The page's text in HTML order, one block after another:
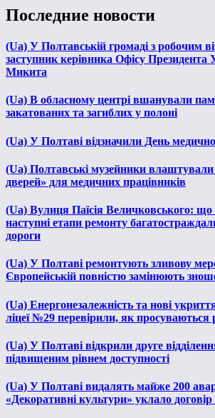
Последние новости
(Ua) У Полтавській громаді з робочим
заступник керівника Офісу Президента
Микита
(Ua) В обласному центрі вшанували
закатованих та загиблих у полоні
(Ua) У Полтаві відзначили День
(Ua) Полтавські музейники влаштували
дверей» для медичних працівників
(Ua) Вулиця Паїсія Величковського: що
наступні етапи ремонту
дороги
(Ua) У Полтаві ремонтують зливову
Європейській повністю замінюють
(Ua) Енергонезалежність та нові
ліцеї №29 перевірили, як просуваються
(Ua) У Полтаві відкрили друге
підвищеним рівнем доступності
(Ua) У Полтаві видалять майже 200
«Декоративні культури» уклало